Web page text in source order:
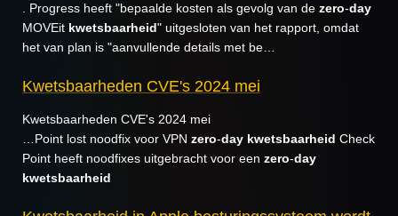
. Progress heeft "bepaalde kosten als gevolg van de zero-day
MOVEit kwetsbaarheid" uitgesloten van het rapport, omdat
het van plan is "aanvullende details met be…
Kwetsbaarheden CVE's 2024 mei
Kwetsbaarheden CVE's 2024 mei
…Point lost noodfix voor VPN zero-day kwetsbaarheid Check
Point heeft noodfixes uitgebracht voor een zero-day
kwetsbaarheid